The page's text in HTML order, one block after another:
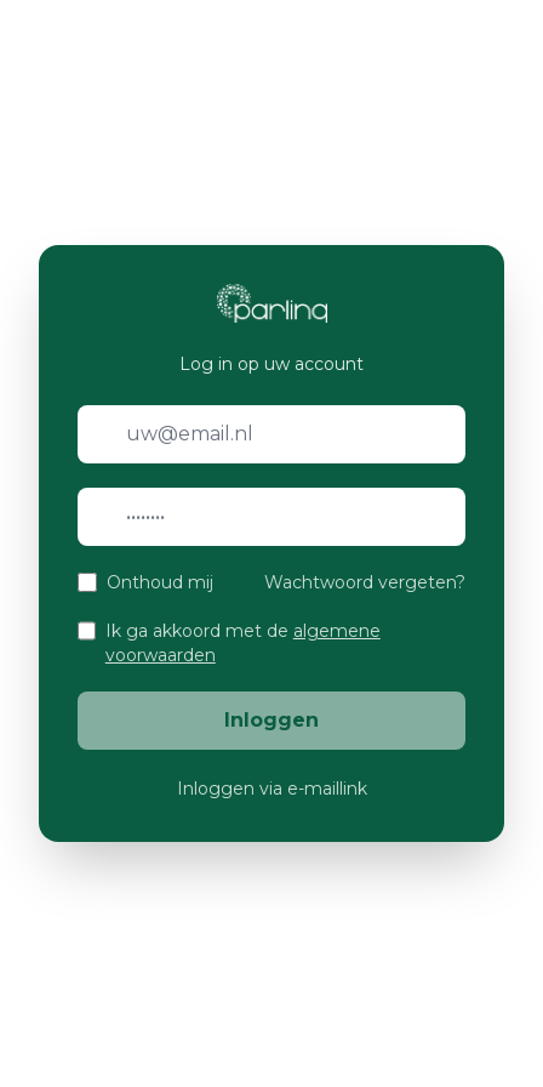
Log in op uw account
Onthoud mij Wachtwoord vergeten?
Ik ga akkoord met de algemene
voorwaarden
Inloggen
Inloggen via e-maillink